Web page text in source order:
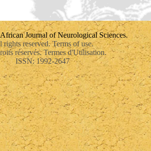
Journal of Neurological Sciences.
rights reserved. Terms of use.
réservés. Termes d'Utilisation.
ISSN: 1992-2647